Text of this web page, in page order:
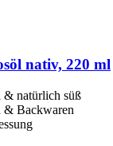
nativ, 220 ml
& natürlich süß
& Backwaren